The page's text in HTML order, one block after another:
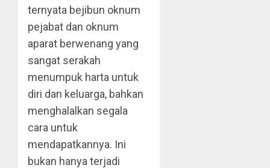
ternyata bejibun oknum
pejabat dan oknum
aparat berwenang yang
sangat serakah
menumpuk harta untuk
diri dan keluarga, bahkan
menghalalkan segala
cara untuk
mendapatkannya. Ini
bukan hanya terjadi